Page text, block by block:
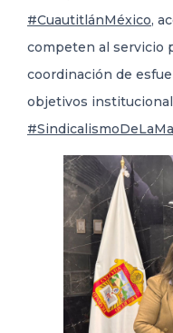
#CuautitlánMéxico,
competen al servicio
coordinación de
objetivos